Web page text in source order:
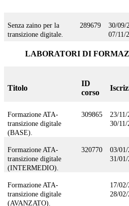
Senza zaino per la
transizione digitale.
289679
30/09/
07/11/
LABORATORI DI
Titolo
ID
corso
Formazione ATA-
transizione digitale
(BASE).
309865
23/
30/11/
Formazione ATA-
transizione digitale
(INTERMEDIO).
320770
03/
31/
Formazione ATA-
transizione digitale
(AVANZATO).
17/
28/